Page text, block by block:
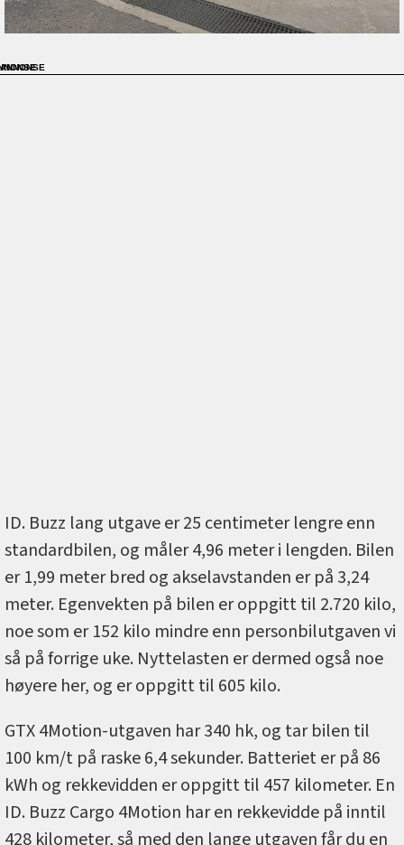
ID. Buzz lang utgave er 25 centimeter lengre enn
standardbilen, og måler 4,96 meter i lengden. Bilen
er 1,99 meter bred og akselavstanden er på 3,24
meter. Egenvekten på bilen er oppgitt til 2.720 kilo,
noe som er 152 kilo mindre enn personbilutgaven vi
så på forrige uke. Nyttelasten er dermed også noe
høyere her, og er oppgitt til 605 kilo.
GTX 4Motion-utgaven har 340 hk, og tar bilen til
100 km/t på raske 6,4 sekunder. Batteriet er på 86
kWh og rekkevidden er oppgitt til 457 kilometer. En
ID. Buzz Cargo 4Motion har en rekkevidde på inntil
428 kilometer, så med den lange utgaven får du en